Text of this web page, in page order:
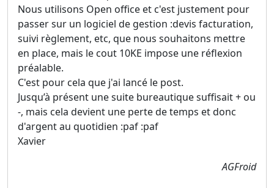
Nous utilisons Open office et c'est justement pour
passer sur un logiciel de gestion :devis facturation,
suivi règlement, etc, que nous souhaitons mettre
en place, mais le cout 10KE impose une réflexion
préalable.
C'est pour cela que j'ai lancé le post.
Jusqu’à présent une suite bureautique suffisait + ou
-, mais cela devient une perte de temps et donc
d'argent au quotidien :paf :paf
Xavier
AGFroid